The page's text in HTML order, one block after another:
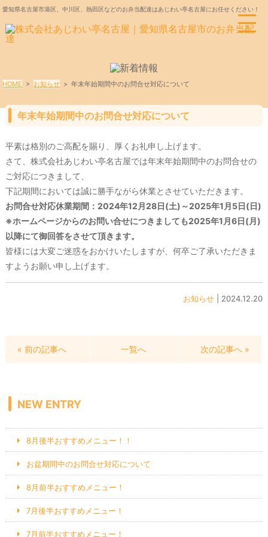
愛知県名古屋市港区、中川区、熱田区などのお弁当配達はあじわい亭名古屋にお任せください！
HOME > お知らせ > 年末年始期間中のお問合せ対応について
年末年始期間中のお問合せ対応について
平素は格別のご高配を賜り、厚くお礼申し上げます。
さて、株式会社あじわい亭名古屋では年末年始期間中のお問合せの
ご対応につきまして、
下記期間においては誠に勝手ながら休業とさせていただきます。
お問合せ対応休業期間：2024年12月28日(土)～2025年1月5日(日)
※ホームページからのお問い合せにつきましても2025年1月6日(月)
以降にて御回答をさせて頂きます。
皆様には大変ご迷惑をおかけいたしますが、何卒ご了承いただきま
すようお願い申し上げます。
お知らせ | 2024.12.20
« 前の記事へ 一覧へ 次の記事へ »
NEW ENTRY
8月後半おすすめメニュー！！
お盆期間中のお問合せ対応について
8月前半おすすめメニュー！
7月後半おすすめメニュー！
7月前半おすすめメニュー！